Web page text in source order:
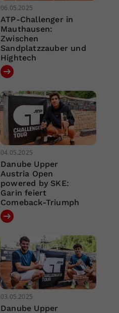
06.05.2025
ATP-Challenger in
Mauthausen:
Zwischen
Sandplatzzauber und
Hightech
04.05.2025
Danube Upper
Austria Open
powered by SKE:
Garin feiert
Comeback-Triumph
03.05.2025
Danube Upper